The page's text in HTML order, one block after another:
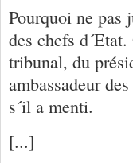
Pourquoi ne pas
des chefs
tribunal, du
ambassadeur
s´il a menti.
[...]